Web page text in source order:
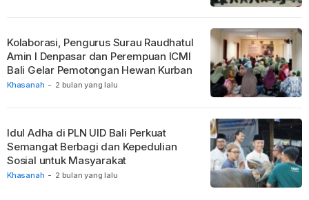
Khasanah - 2 bulan yang lalu
Kolaborasi, Pengurus Surau Raudhatul
Amin I Denpasar dan Perempuan ICMI
Bali Gelar Pemotongan Hewan Kurban
Khasanah - 2 bulan yang lalu
Idul Adha di PLN UID Bali Perkuat
Semangat Berbagi dan Kepedulian
Sosial untuk Masyarakat